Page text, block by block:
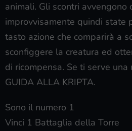
animali. Gli scontri avvengono
improvvisamente quindi state
tasto azione che comparirà a
sconfiggere la creatura ed
di ricompensa. Se ti serve
GUIDA ALLA KRIPTA.
Sono il numero 1
Vinci 1 Battaglia della Torre